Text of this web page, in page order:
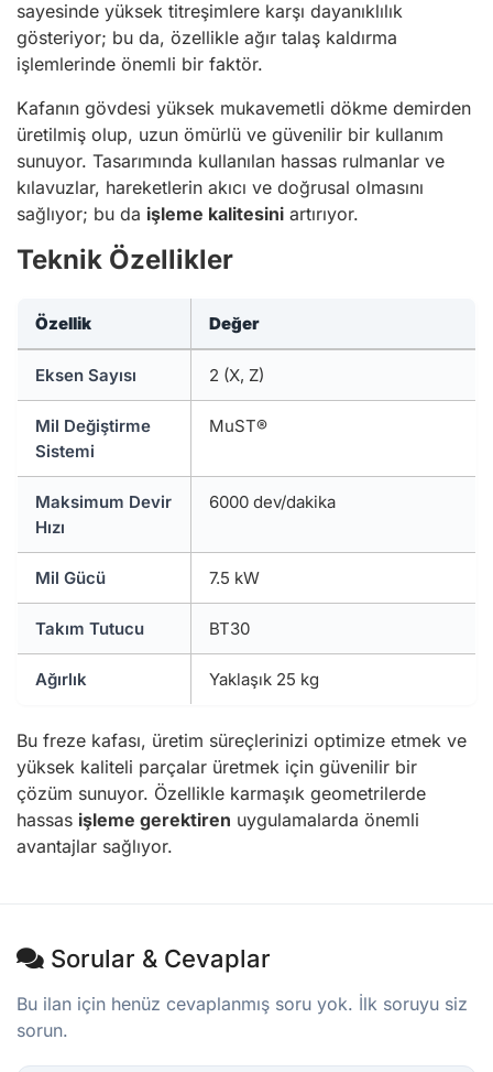
sayesinde yüksek titreşimlere karşı dayanıklılık
gösteriyor; bu da, özellikle ağır talaş kaldırma
işlemlerinde önemli bir faktör.
Kafanın gövdesi yüksek mukavemetli dökme demirden
üretilmiş olup, uzun ömürlü ve güvenilir bir kullanım
sunuyor. Tasarımında kullanılan hassas rulmanlar ve
kılavuzlar, hareketlerin akıcı ve doğrusal olmasını
sağlıyor; bu da işleme kalitesini artırıyor.
Teknik Özellikler
Özellik Değer
Eksen Sayısı 2 (X, Z)
Mil Değiştirme
Sistemi
MuST®
Maksimum Devir
Hızı
6000 dev/dakika
Mil Gücü 7.5 kW
Takım Tutucu BT30
Ağırlık Yaklaşık 25 kg
Bu freze kafası, üretim süreçlerinizi optimize etmek ve
yüksek kaliteli parçalar üretmek için güvenilir bir
çözüm sunuyor. Özellikle karmaşık geometrilerde
hassas işleme gerektiren uygulamalarda önemli
avantajlar sağlıyor.
Sorular & Cevaplar
Bu ilan için henüz cevaplanmış soru yok. İlk soruyu siz
sorun.